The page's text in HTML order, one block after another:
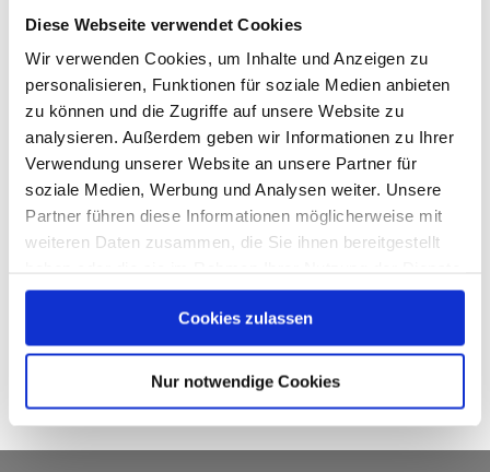
Diese Webseite verwendet Cookies
Wir verwenden Cookies, um Inhalte und Anzeigen zu
personalisieren, Funktionen für soziale Medien anbieten
zu können und die Zugriffe auf unsere Website zu
analysieren. Außerdem geben wir Informationen zu Ihrer
Verwendung unserer Website an unsere Partner für
soziale Medien, Werbung und Analysen weiter. Unsere
Partner führen diese Informationen möglicherweise mit
weiteren Daten zusammen, die Sie ihnen bereitgestellt
gesammelt haben.
Cookies zulassen
Nur notwendige Cookies
bedanken.